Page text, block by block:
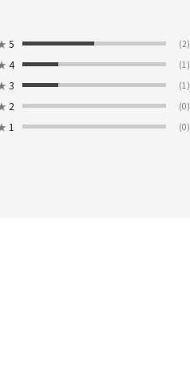
5 (2)
4 (1)
3 (1)
2 (0)
1 (0)